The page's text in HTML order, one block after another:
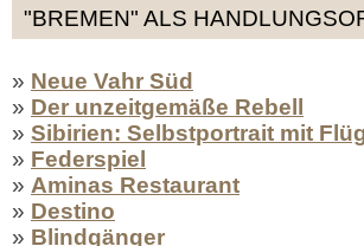
"BREMEN" ALS
» Neue Vahr Süd
» Der unzeitgemäße Rebell
» Sibirien: Selbstportrait mit
» Federspiel
» Aminas Restaurant
» Destino
» Blindgänger